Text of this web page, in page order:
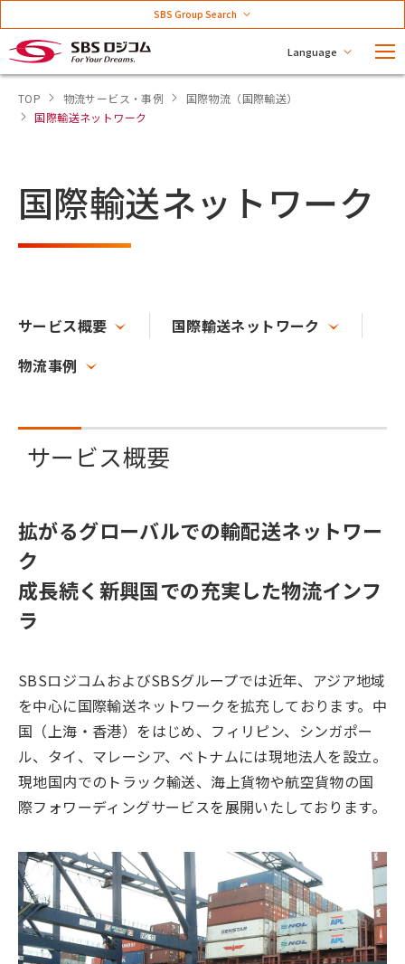
Language
SBS Group Search
TOP 物流サービス・事例
国際物流（国際輸送）
国際輸送ネットワーク
国際輸送ネットワーク
サービス概要
国際輸送ネットワーク
物流事例
サービス概要
拡がるグローバルでの輸配送ネットワー
ク
成長続く新興国での充実した物流インフ
ラ
SBSロジコムおよびSBSグループでは近年、アジア地域
を中心に国際輸送ネットワークを拡充しております。中
国（上海・香港）をはじめ、フィリピン、シンガポー
ル、タイ、マレーシア、ベトナムには現地法人を設立。
現地国内でのトラック輸送、海上貨物や航空貨物の国
際フォワーディングサービスを展開いたしております。